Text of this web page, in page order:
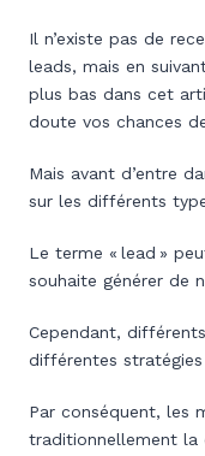
Il n’existe pas de
leads, mais en
plus bas dans cet
doute vos chances
Mais avant d’entre
sur les différents
Le terme « lead »
souhaite générer de
Cependant,
différentes
Par conséquent, les
traditionnellement la